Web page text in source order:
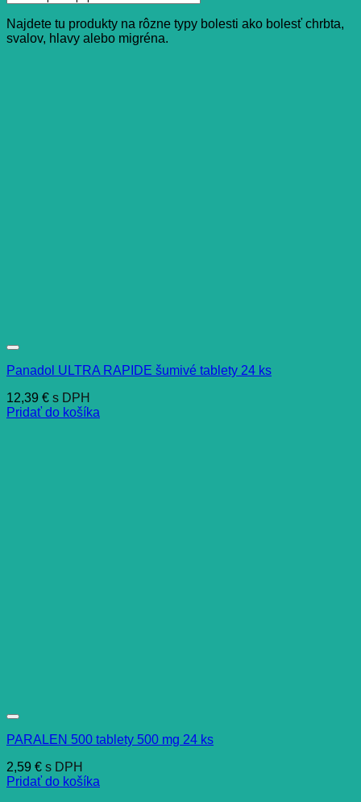
Najdete tu produkty na rôzne typy bolesti ako bolesť chrbta,
svalov, hlavy alebo migréna.
Panadol ULTRA RAPIDE šumivé tablety 24 ks
12,39 € s DPH
Pridať do košíka
PARALEN 500 tablety 500 mg 24 ks
2,59 € s DPH
Pridať do košíka